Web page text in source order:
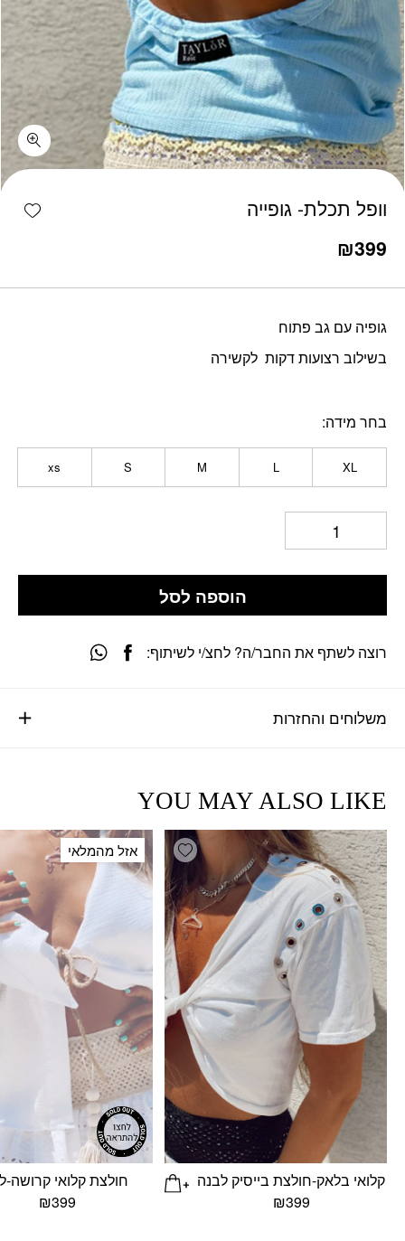
וופל תכלת- גופייה
₪399
גופיה עם גב פתוח
בשילוב רצועות דקות לקשירה
בחר מידה
XL
L
M
S
xs
כמות וופל תכלת- גופייה
הוספה לסל
משלוחים והחזרות
רוצה לשתף את החבר/ה? לחצ/י לשיתוף:
YOU MAY ALSO LIKE
Add wishlist
קלואי בלאק-חולצת בייסיק לבנה
₪399
אזל מהמלאי
חולצת קלואי קרושה-
₪399